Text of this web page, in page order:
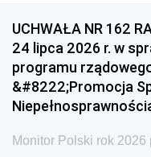
UCHWAŁA NR 162
24 lipca 2026 r. w
programu
&#8222;Promocja
Monitor Polski rok 2026